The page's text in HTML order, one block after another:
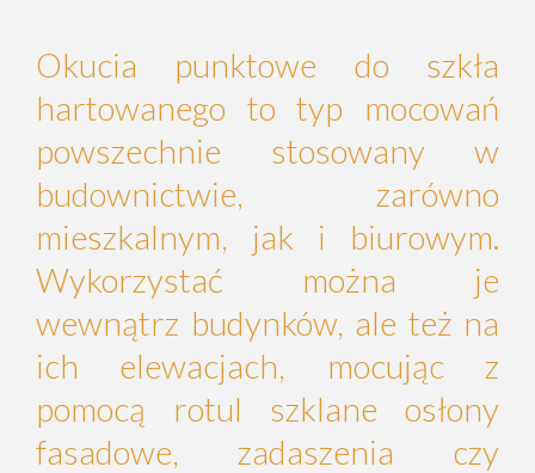
Okucia punktowe do szkła
hartowanego to typ mocowań
powszechnie stosowany w
budownictwie, zarówno
mieszkalnym, jak i biurowym.
Wykorzystać można je
wewnątrz budynków, ale też na
ich elewacjach, mocując z
pomocą rotul szklane osłony
fasadowe, zadaszenia czy